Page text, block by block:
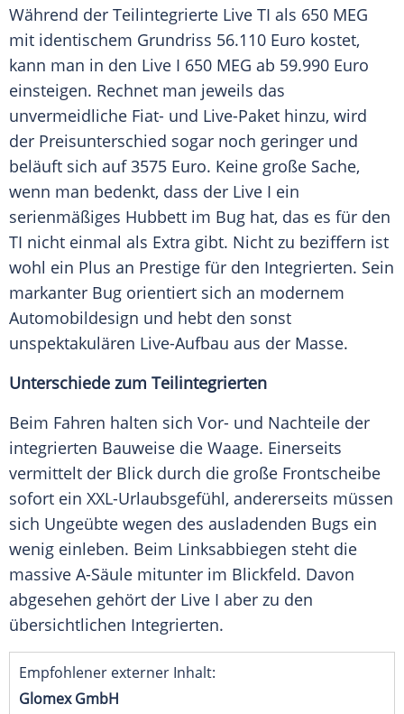
Während der Teilintegrierte Live TI als 650 MEG
mit identischem Grundriss 56.110 Euro kostet,
kann man in den Live I 650 MEG ab 59.990 Euro
einsteigen. Rechnet man jeweils das
unvermeidliche Fiat- und Live-Paket hinzu, wird
der Preisunterschied sogar noch geringer und
beläuft sich auf 3575 Euro. Keine große Sache,
wenn man bedenkt, dass der Live I ein
serienmäßiges Hubbett im Bug hat, das es für den
TI nicht einmal als Extra gibt. Nicht zu beziffern ist
wohl ein Plus an Prestige für den Integrierten. Sein
markanter Bug orientiert sich an modernem
Automobildesign und hebt den sonst
unspektakulären Live-Aufbau aus der Masse.
Unterschiede zum Teilintegrierten
Beim Fahren halten sich Vor- und Nachteile der
integrierten Bauweise die Waage. Einerseits
vermittelt der Blick durch die große Frontscheibe
sofort ein XXL-Urlaubsgefühl, andererseits müssen
sich Ungeübte wegen des ausladenden Bugs ein
wenig einleben. Beim Linksabbiegen steht die
massive A-Säule mitunter im Blickfeld. Davon
abgesehen gehört der Live I aber zu den
übersichtlichen Integrierten.
Empfohlener externer Inhalt:
Glomex GmbH